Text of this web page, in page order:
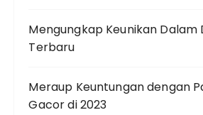
Mengungkap Keunikan Dalam
Terbaru
Meraup Keuntungan dengan
Gacor di 2023